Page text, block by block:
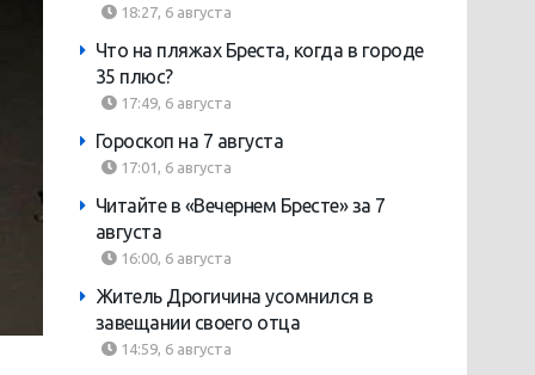
18:27, 6 августа
Что на пляжах Бреста, когда в городе
35 плюс?
17:49, 6 августа
Гороскоп на 7 августа
17:01, 6 августа
Читайте в «Вечернем Бресте» за 7
августа
16:00, 6 августа
Житель Дрогичина усомнился в
завещании своего отца
14:59, 6 августа